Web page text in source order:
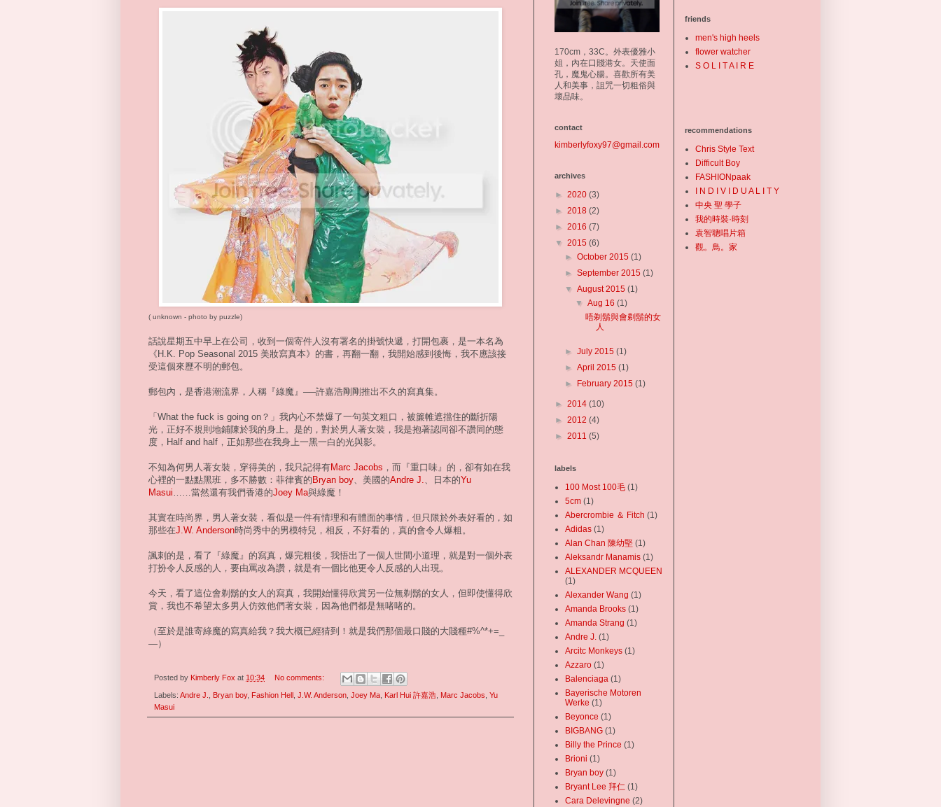
( unknown - photo by puzzle)
話說星期五中早上在公司，收到一個寄件人沒有署名的掛號快遞，打開包裹，是一本名為
《H.K. Pop Seasonal 2015 美妝寫真本》的書，再翻一翻，我開始感到後悔，我不應該接
受這個來歷不明的郵包。
郵包內，是香港潮流界，人稱『綠魔』──許嘉浩剛剛推出不久的寫真集。
「What the fuck is going on？」我內心不禁爆了一句英文粗口，被簾帷遮擋住的斷折陽
光，正好不規則地鋪陳於我的身上。是的，對於男人著女裝，我是抱著認同卻不讚同的態
度，Half and half，正如那些在我身上一黑一白的光與影。
不知為何男人著女裝，穿得美的，我只記得有Marc Jacobs ，而『重口味』的，卻有如在我
心裡的一點點黑班，多不勝數：菲律賓的 Bryan boy、美國的Andre J.、日本的Yu
Masui……當然還有我們香港的Joey Ma與綠魔！
其實在時尚界，男人著女裝，看似是一件有情理和有體面的事情，但只限於外表好看的，如
那些在J.W. Anderson時尚秀中的男模特兒，相反，不好看的，真的會令人爆粗。
諷刺的是，看了『綠魔』的寫真，爆完粗後，我悟出了一個人世間小道理，就是對一個外表
打扮令人反感的人，要由罵改為讚，就是有一個比他更令人反感的人出現。
今天，看了這位會剃鬍的女人的寫真，我開始懂得欣賞另一位無剃鬍的女人，但即使懂得欣
賞，我也不希望太多男人仿效他們著女裝，因為他們都是無啫啫的。
（至於是誰寄綠魔的寫真給我？我大概已經猜到！就是我們那個最口賤的大賤種#%^*+=_
—）
Posted by Kimberly Fox at 10:34 No comments:
Labels: Andre J. Bryan boy, Fashion Hell J.W. Anderson Joey Ma Karl Hui 許嘉浩 Marc Jacobs Yu
Masui
170cm，33C。外表優雅小
姐，內在口賤港女。天使面
孔，魔鬼心腸。喜歡所有美
人和美事，詛咒一切粗俗與
壞品味。
contact
kimberlyfoxy97@gmail.com
archives
► 2020 (3)
► 2018 (2)
► 2016 (7)
▼ 2015 (6)
►October 2015(1)
►September 2015(1)
▼August 2015(1)
▼ Aug 16 (1)
唔剃鬍與會剃鬍的女
人
►July 2015(1)
►April 2015(1)
►
February 2015(1)
► 2014 (10)
► 2012 (4)
► 2011 (5)
labels
100 Most 100毛 (1)
5cm (1)
Abercrombie ＆ Fitch (1)
Adidas‬ (1)
Alan Chan 陳幼堅 (1)
Aleksandr Manamis (1)
ALEXANDER MCQUEEN
(1)
Alexander Wang (1)
Amanda Brooks (1)
Amanda Strang (1)
Andre J. (1)
Arcitc Monkeys (1)
Azzaro (1)
Balenciaga‬ (1)
Bayerische Motoren
Werke (1)
Beyonce (1)
BIGBANG (1)
Billy the Prince (1)
Brioni (1)
Bryan boy (1)
Bryant Lee 拜仁 (1)
Cara Delevingne (2)
friends
men's high heels
flower watcher
S O L I T A I R E
recommendations
Chris Style Text
Difficult Boy
FASHIONpaak
I N D I V I D U A L I T Y
中央 聖 學子
我的時裝·時刻
袁智聰唱片箱
觀。鳥。家